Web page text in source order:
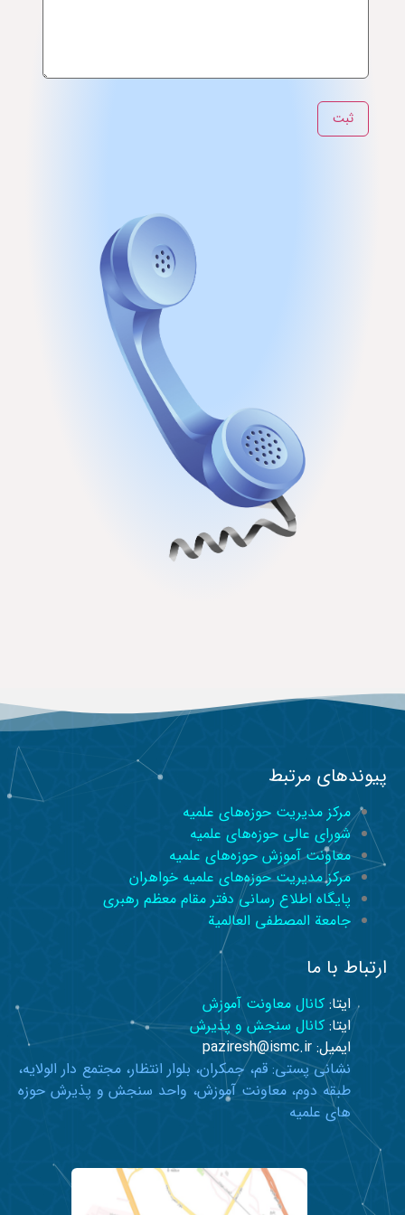
پیوندهای مرتبط
مرکز مدیریت حوزه‌های علمیه
شورای عالی حوزه‌های علمیه
معاونت آموزش حوزه‌های علمیه
مرکز مدیریت حوزه‌های علمیه خواهران
پایگاه اطلاع رسانی دفتر مقام معظم رهبری
جامعة المصطفی العالمیة
ارتباط با ما
ایتا: کانال معاونت آموزش
ایتا: کانال سنجش و پذیرش
ایمیل: paziresh@ismc.ir
نشانی پستی: قم، جمکران، بلوار انتظار، مجتمع دار الولایه،
طبقه دوم، معاونت آموزش، واحد سنجش و پذیرش حوزه
های علمیه